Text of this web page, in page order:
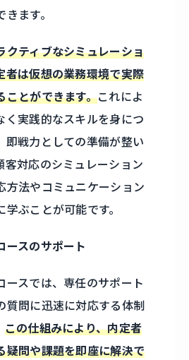
ます。
クティブなシミュレーショ
者は仮想の業務環境で実際
ことができます。これによ
く実践的なスキルを身につ
即戦力としての準備が整い
客対応のシミュレーション
方法やコミュニケーション
ぶことが可能です。
ースのサポート
ースでは、専任のサポート
質問に迅速に対応する体制
この仕組みにより、内定者
疑問や課題を即座に解決で